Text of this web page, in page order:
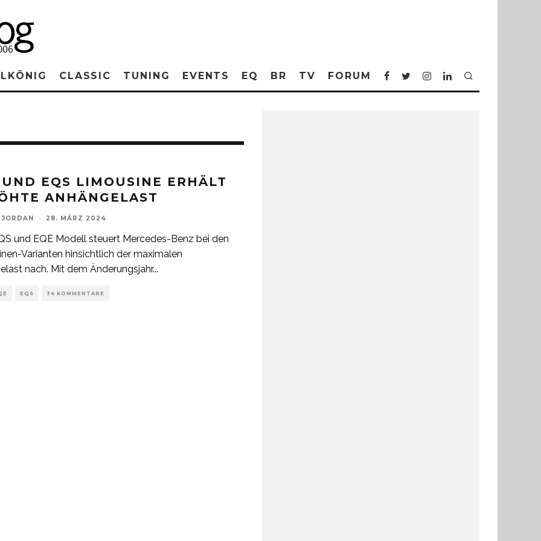
CLASSIC TUNING EVENTS EQ BR TV FORUM
EQS LIMOUSINE ERHÄLT
ANHÄNGELAST
· 28. MÄRZ 2024
und EQE Modell steuert Mercedes-Benz bei den
Varianten hinsichtlich der maximalen
nach. Mit dem Änderungsjahr...
EQS 34 KOMMENTARE